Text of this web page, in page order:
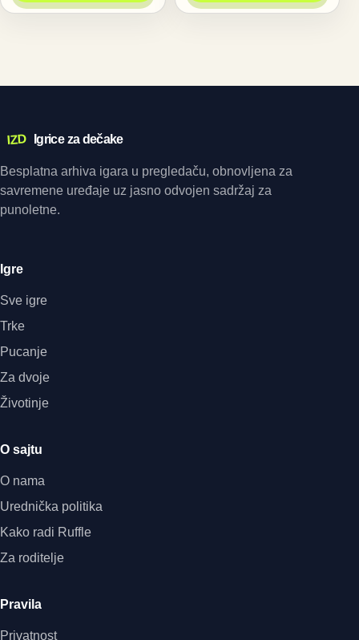
IZD Igrice za dečake
Besplatna arhiva igara u pregledaču, obnovljena za
savremene uređaje uz jasno odvojen sadržaj za
punoletne.
Igre
Sve igre
Trke
Pucanje
Za dvoje
Životinje
O sajtu
O nama
Urednička politika
Kako radi Ruffle
Za roditelje
Pravila
Privatnost